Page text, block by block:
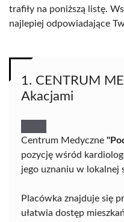
trafiły na poniższą listę.
najlepiej odpowiadające
1. CENTRUM
Akacjami
Centrum Medyczne
pozycję wśród
jego uznaniu w lokalnej
Placówka znajduje się
ułatwia dostęp